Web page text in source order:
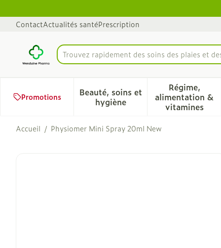
ContactActualités santéPrescription
Rechercher
Trouvez rapidement des soins des plaies et
Promotions
Beauté, soins et
hygièneAfficher le sous-menu pour
Régime,
alimentation &
vitamines
Afficher
Accueil / Physiomer Mini Spray 20ml New
Physiomer Mini Spray